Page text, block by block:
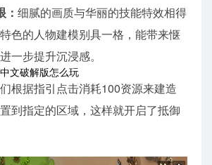
细腻的画质与华丽的技能特效相得
色的人物建模别具一格，能带来惬
一步提升沉浸感。
文破解版怎么玩
根据指引点击消耗100资源来建造
到指定的区域，这样就开启了抵御